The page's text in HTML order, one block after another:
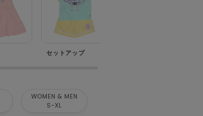
セットアップ
WOMEN & MEN
S-XL